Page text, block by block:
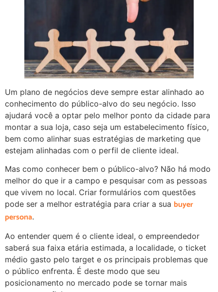
Um plano de negócios deve sempre estar alinhado ao
conhecimento do público-alvo do seu negócio. Isso
ajudará você a optar pelo melhor ponto da cidade para
montar a sua loja, caso seja um estabelecimento físico,
bem como alinhar suas estratégias de marketing que
estejam alinhadas com o perfil de cliente ideal.
Mas como conhecer bem o público-alvo? Não há modo
melhor do que ir a campo e pesquisar com as pessoas
que vivem no local. Criar formulários com questões
pode ser a melhor estratégia para criar a sua buyer
persona.
Ao entender quem é o cliente ideal, o empreendedor
saberá sua faixa etária estimada, a localidade, o ticket
médio gasto pelo target e os principais problemas que
o público enfrenta. É deste modo que seu
posicionamento no mercado pode se tornar mais